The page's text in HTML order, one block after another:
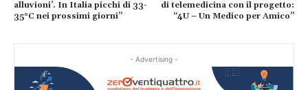
alluvioni’. In Italia picchi di 33-
35°C nei prossimi giorni”
di telemedicina con il progetto:
“4U – Un Medico per Amico”
- Advertising -